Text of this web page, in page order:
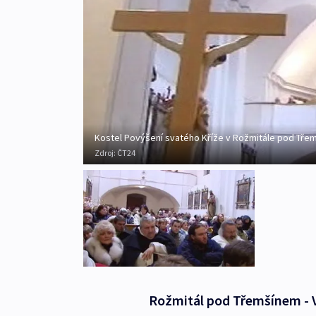
Kostel Povýšení svatého Kříže v Rožmitále pod
Zdroj: ČT24
Rožmitál pod Třemšínem -